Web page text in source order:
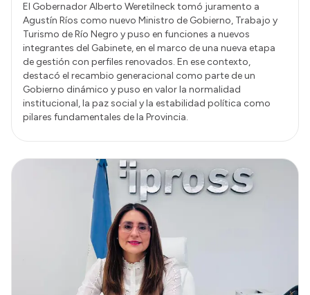
El Gobernador Alberto Weretilneck tomó juramento a
Agustín Ríos como nuevo Ministro de Gobierno, Trabajo y
Turismo de Río Negro y puso en funciones a nuevos
integrantes del Gabinete, en el marco de una nueva etapa
de gestión con perfiles renovados. En ese contexto,
destacó el recambio generacional como parte de un
Gobierno dinámico y puso en valor la normalidad
institucional, la paz social y la estabilidad política como
pilares fundamentales de la Provincia.